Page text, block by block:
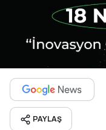
PAYLAŞ